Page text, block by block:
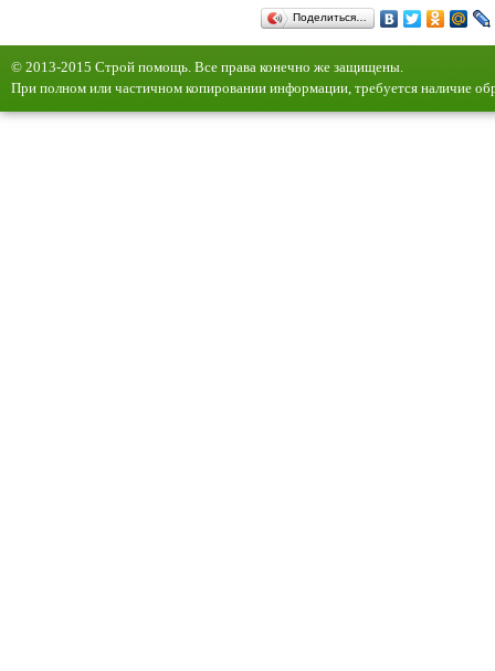
Поделиться…
© 2013-2015 Строй помощь. Все права конечно же защищены.
При полном или частичном копировании информации, требуется наличие